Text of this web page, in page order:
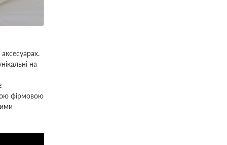
на
фірмовою